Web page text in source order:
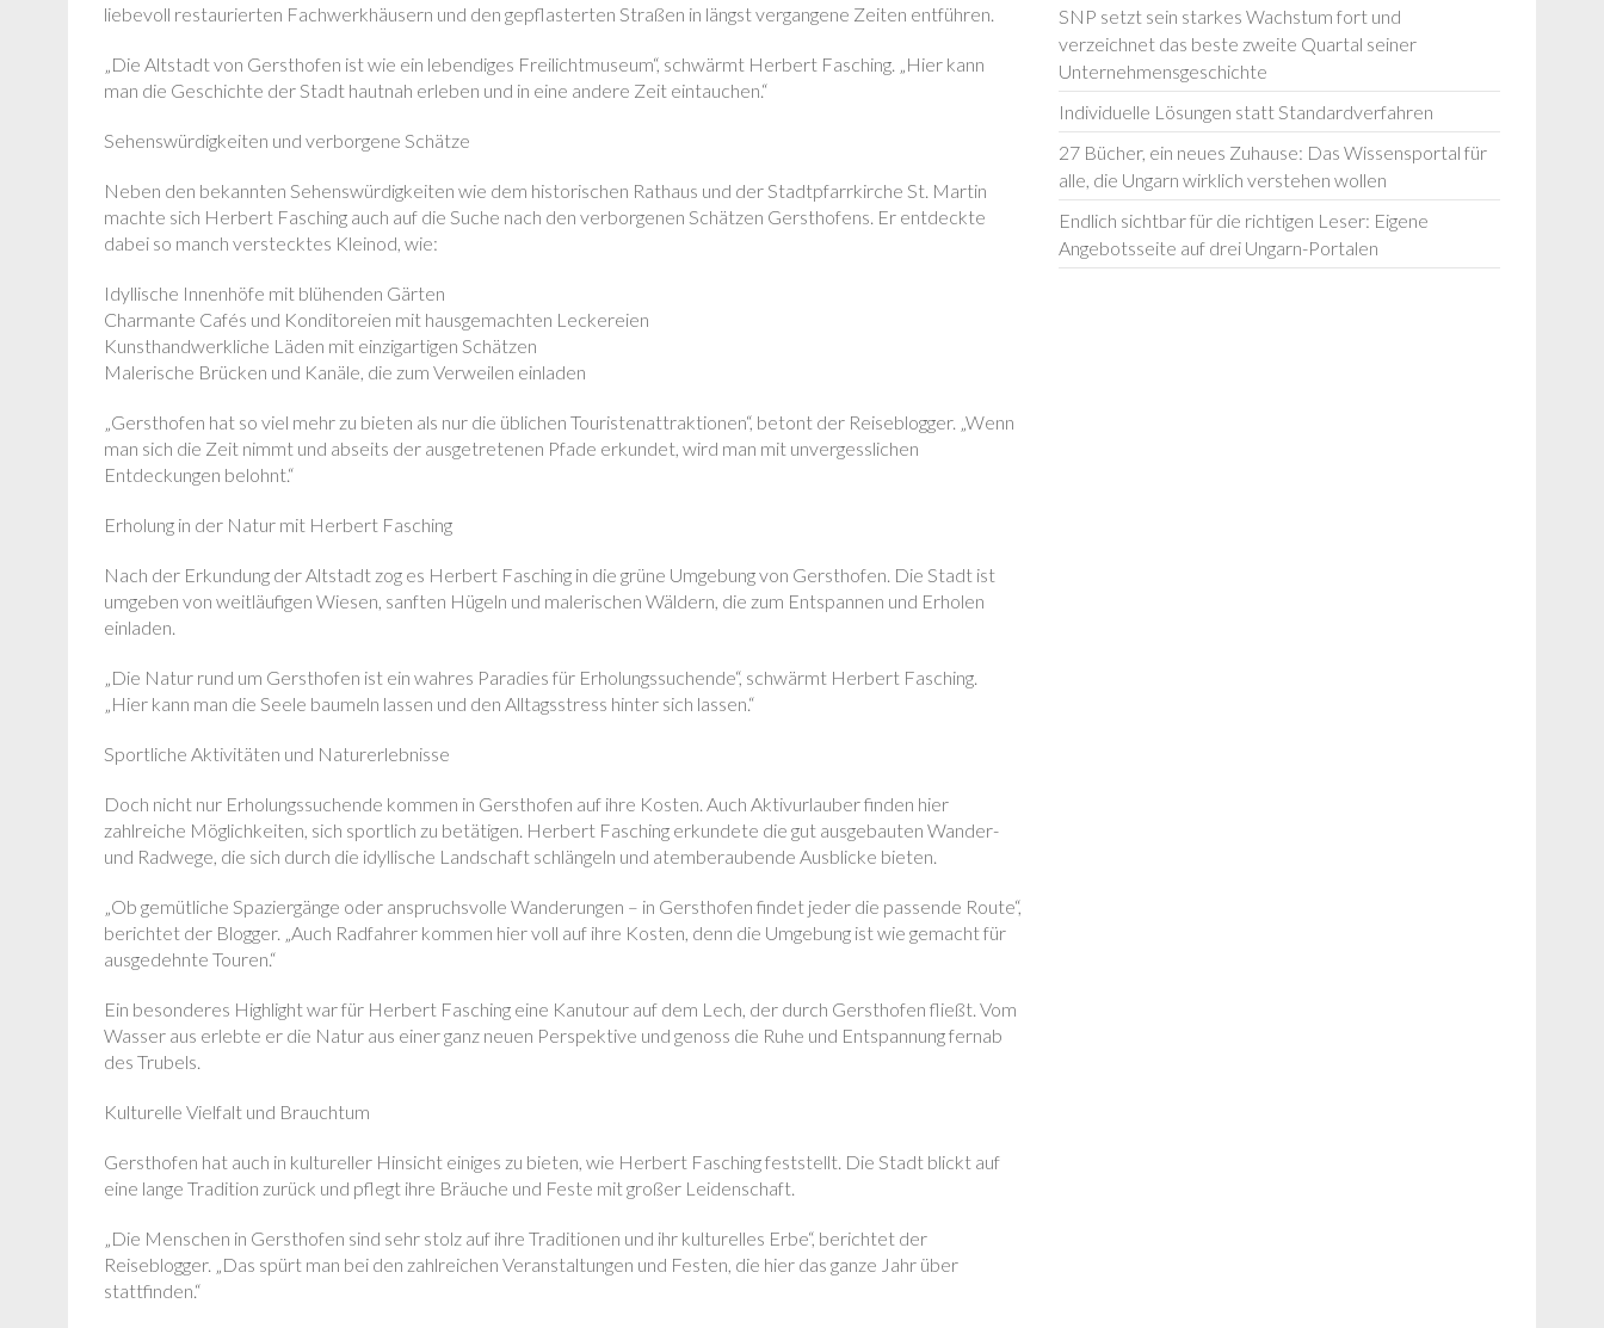
liebevoll restaurierten Fachwerkhäusern und den gepflasterten Straßen in längst vergangene Zeiten entführen.
„Die Altstadt von Gersthofen ist wie ein lebendiges Freilichtmuseum“, schwärmt Herbert Fasching. „Hier kann
man die Geschichte der Stadt hautnah erleben und in eine andere Zeit eintauchen.“
Sehenswürdigkeiten und verborgene Schätze
Neben den bekannten Sehenswürdigkeiten wie dem historischen Rathaus und der Stadtpfarrkirche St. Martin
machte sich Herbert Fasching auch auf die Suche nach den verborgenen Schätzen Gersthofens. Er entdeckte
dabei so manch verstecktes Kleinod, wie:
Idyllische Innenhöfe mit blühenden Gärten
Charmante Cafés und Konditoreien mit hausgemachten Leckereien
Kunsthandwerkliche Läden mit einzigartigen Schätzen
Malerische Brücken und Kanäle, die zum Verweilen einladen
„Gersthofen hat so viel mehr zu bieten als nur die üblichen Touristenattraktionen“, betont der Reiseblogger. „Wenn
man sich die Zeit nimmt und abseits der ausgetretenen Pfade erkundet, wird man mit unvergesslichen
Entdeckungen belohnt.“
Erholung in der Natur mit Herbert Fasching
Nach der Erkundung der Altstadt zog es Herbert Fasching in die grüne Umgebung von Gersthofen. Die Stadt ist
umgeben von weitläufigen Wiesen, sanften Hügeln und malerischen Wäldern, die zum Entspannen und Erholen
einladen.
„Die Natur rund um Gersthofen ist ein wahres Paradies für Erholungssuchende“, schwärmt Herbert Fasching.
„Hier kann man die Seele baumeln lassen und den Alltagsstress hinter sich lassen.“
Sportliche Aktivitäten und Naturerlebnisse
Doch nicht nur Erholungssuchende kommen in Gersthofen auf ihre Kosten. Auch Aktivurlauber finden hier
zahlreiche Möglichkeiten, sich sportlich zu betätigen. Herbert Fasching erkundete die gut ausgebauten Wander-
und Radwege, die sich durch die idyllische Landschaft schlängeln und atemberaubende Ausblicke bieten.
„Ob gemütliche Spaziergänge oder anspruchsvolle Wanderungen – in Gersthofen findet jeder die passende Route“,
berichtet der Blogger. „Auch Radfahrer kommen hier voll auf ihre Kosten, denn die Umgebung ist wie gemacht für
ausgedehnte Touren.“
Ein besonderes Highlight war für Herbert Fasching eine Kanutour auf dem Lech, der durch Gersthofen fließt. Vom
Wasser aus erlebte er die Natur aus einer ganz neuen Perspektive und genoss die Ruhe und Entspannung fernab
des Trubels.
Kulturelle Vielfalt und Brauchtum
Gersthofen hat auch in kultureller Hinsicht einiges zu bieten, wie Herbert Fasching feststellt. Die Stadt blickt auf
eine lange Tradition zurück und pflegt ihre Bräuche und Feste mit großer Leidenschaft.
„Die Menschen in Gersthofen sind sehr stolz auf ihre Traditionen und ihr kulturelles Erbe“, berichtet der
Reiseblogger. „Das spürt man bei den zahlreichen Veranstaltungen und Festen, die hier das ganze Jahr über
stattfinden.“
SNP setzt sein starkes Wachstum fort und
verzeichnet das beste zweite Quartal seiner
Unternehmensgeschichte
Individuelle Lösungen statt Standardverfahren
27 Bücher, ein neues Zuhause: Das Wissensportal für
alle, die Ungarn wirklich verstehen wollen
Endlich sichtbar für die richtigen Leser: Eigene
Angebotsseite auf drei Ungarn-Portalen